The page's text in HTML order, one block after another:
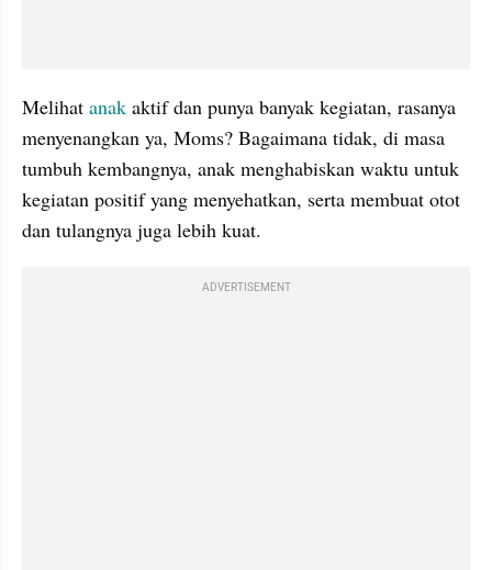
Melihat anak aktif dan punya banyak kegiatan, rasanya
menyenangkan ya, Moms? Bagaimana tidak, di masa
tumbuh kembangnya, anak menghabiskan waktu untuk
kegiatan positif yang menyehatkan, serta membuat otot
dan tulangnya juga lebih kuat.
ADVERTISEMENT